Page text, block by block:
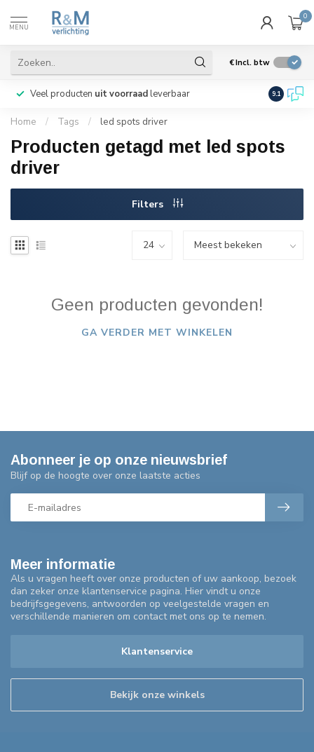
MENU
0
€Incl. btw
Veel producten uit voorraadleverbaar Wij
9.1
Home / Tags / led spots driver
Producten getagd met led spots
driver
Filters
Geen producten gevonden!
GA VERDER MET WINKELEN
Meer informatie
Als u vragen heeft over onze producten of uw aankoop, bezoek
dan zeker onze klantenservice pagina. Hier vindt u onze
bedrijfsgegevens, antwoorden op veelgestelde vragen en
verschillende manieren om contact met ons op te nemen.
Klantenservice
Bekijk onze winkels
Abonneer je op onze nieuwsbrief
Blijf op de hoogte over onze laatste acties